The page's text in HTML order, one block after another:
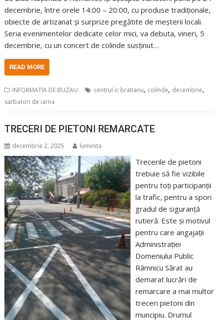
decembrie, între orele 14:00 – 20:00, cu produse tradiţionale,
obiecte de artizanat şi surprize pregătite de meşterii locali.
Seria evenimentelor dedicate celor mici, va debuta, vineri, 5
decembrie, cu un concert de colinde susținut…
READ MORE
INFORMATIA DE BUZAU centrul ic bratianu, colinde, decembrie,
sarbatori de iarna
TRECERI DE PIETONI REMARCATE
decembrie 2, 2025 luminita
Trecerile de pietoni
trebuie să fie vizibile
pentru toți participanții
la trafic, pentru a spori
gradul de siguranță
rutieră. Este și motivul
pentru care angajații
Administrației
Domeniului Public
Râmnicu Sărat au
demarat lucrări de
remarcare a mai multor
treceri pietoni din
muncipiu. Drumul